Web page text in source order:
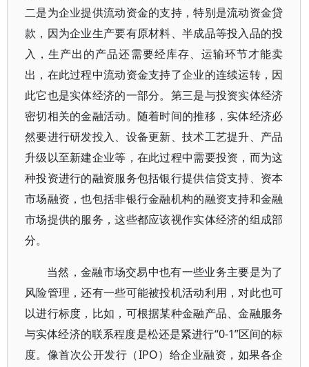
二是为企业提供流动资金的支持，特别是流动资金贷
款，因为企业生产要有原材料、半成品等投入品的投
入，生产出的产品还需要经库存、运输环节才能卖
出，在此过程中流动资金支持了企业的连续运转，因
此它也是实体经济的一部分。第三是与投资实体经济
密切相关的金融活动。随着时间的推移，实体经济必
然要进行研发投入、设备更新、技术工艺提升、产品
升级以至新建企业等，在此过程中需要投资，而为这
种投资进行的融资服务包括银行提供信贷支持、资本
市场融资，也包括非银行金融机构的融资支持和金融
市场提供的服务，这些都应该视作实体经济的组成部
分。
当然，金融市场交易中也有一些业务主要是为了
风险管理，还有一些可能被投机活动利用，对此也可
以进行标度，比如，可根据某种金融产品、金融服务
与实体经济的联系程度是松还是紧进行“0-1”区间的标
度。像首次公开发行（IPO）给企业融资，如果各企